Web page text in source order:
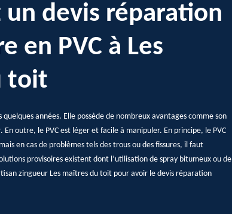
un devis réparation
en PVC à Les
toit
années. Elle possède de nombreux avantages comme son
En outre, le PVC est léger et facile à manipuler. En principe, le PVC
en cas de problèmes tels des trous ou des fissures, il faut
provisoires existent dont l’utilisation de spray bitumeux ou de
zingueur Les maîtres du toit pour avoir le devis réparation